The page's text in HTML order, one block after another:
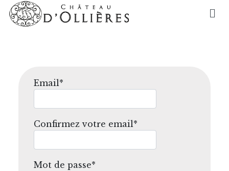
Email*
Confirmez votre email*
Mot de passe*